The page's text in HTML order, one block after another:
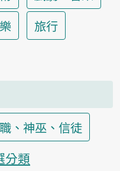
旅行
、神巫、信徒
分類